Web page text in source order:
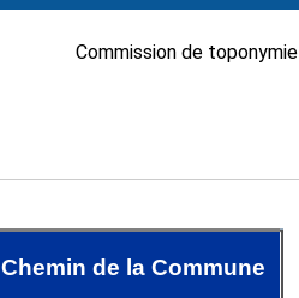
Commission de toponymie
Chemin de la Commune